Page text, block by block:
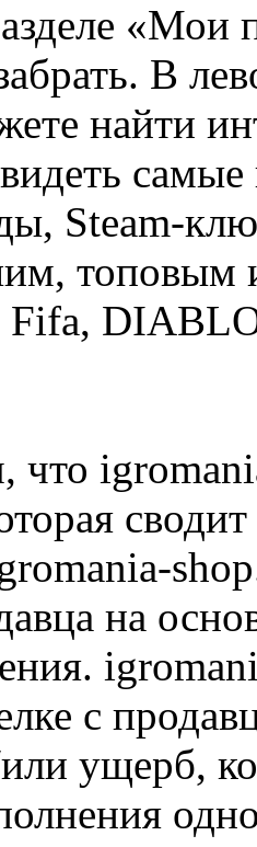
В
найти
самые
Steam-
топовым
Fifa,
на
с
ущерб,